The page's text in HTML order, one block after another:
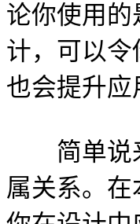
论你使用的
计，可以令
也会提升应
简单说来
属关系。